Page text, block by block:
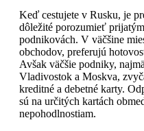
Keď cestujete v Rusku, je
dôležité porozumieť
podnikovách. V väčšine
obchodov, preferujú
Avšak väčšie podniky,
Vladivostok a Moskva,
kreditné a debetné karty.
sú na určitých kartách
nepohodlnostiam.